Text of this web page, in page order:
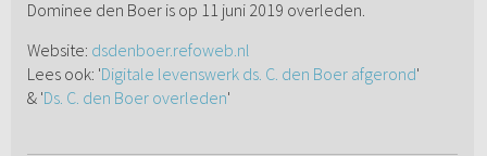
Dominee den Boer is op 11 juni 2019 overleden.
Website: dsdenboer.refoweb.nl
Lees ook: 'Digitale levenswerk ds. C. den Boer afgerond'
& 'Ds. C. den Boer overleden'